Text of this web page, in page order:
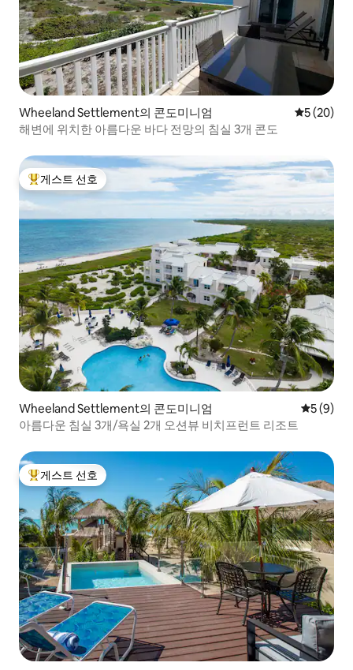
Wheeland Settlement의 콘도미니엄 평점 5점(5
5 (20)
해변에 위치한 아름다운 바다 전망의 침실 3개 콘도
상위 게스트 선호
게스트 선호
Wheeland Settlement의 콘도미니엄 평점 5점
5 (9)
아름다운 침실 3개/욕실 2개 오션뷰 비치프런트 리조트
상위 게스트 선호
게스트 선호